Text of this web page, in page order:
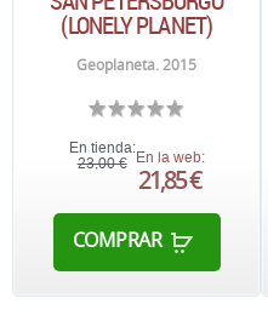
(LONELY PLANET)
Geoplaneta. 2015
En tienda:
23,00 € En la web:
21,85 €
COMPRAR